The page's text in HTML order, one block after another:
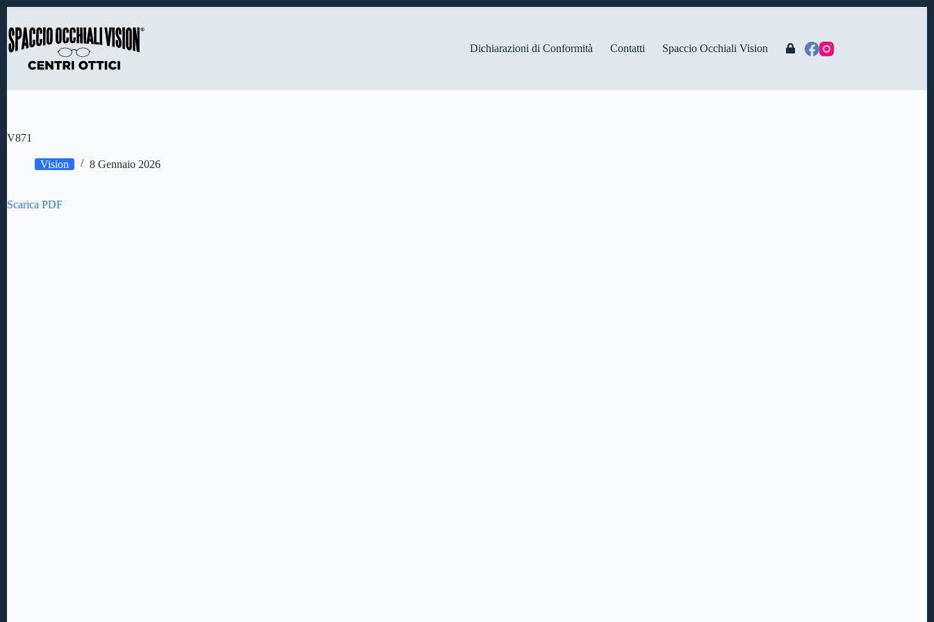
al
contenuto
Dichiarazioni di Conformità
Contatti Spaccio Occhiali Vision
V871
Vision 8 Gennaio 2026
Scarica PDF